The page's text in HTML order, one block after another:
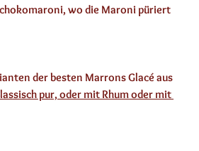
wo die Maroni püriert
der besten Marrons Glacé aus
pur, oder mit Rhum oder mit